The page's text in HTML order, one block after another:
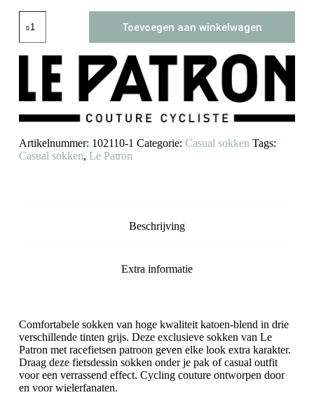
sokken
Bicycle
aantal
Toevoegen aan winkelwagen
Artikelnummer: 102110-1 Categorie: Casual sokken Tags:
Casual sokken, Le Patron
Beschrijving
Extra informatie
Comfortabele sokken van hoge kwaliteit katoen-blend in drie
verschillende tinten grijs. Deze exclusieve sokken van Le
Patron met racefietsen patroon geven elke look extra karakter.
Draag deze fietsdessin sokken onder je pak of casual outfit
voor een verrassend effect. Cycling couture ontworpen door
en voor wielerfanaten.